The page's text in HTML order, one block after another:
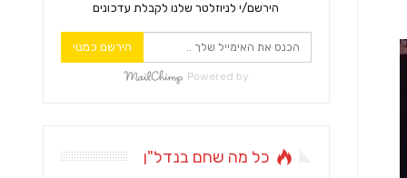
הירשם/י לניוזלטר שלנו לקבלת עדכונים
הירשם כמנוי
Powered by
כל מה שחם בנדל"ן